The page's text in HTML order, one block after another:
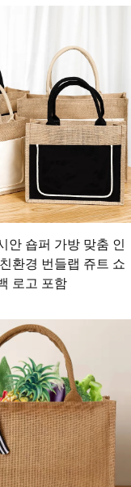
. 신뢰할 수 있고
에서 뛰어난 다양
장식 기법을 적용
기까지 본인의 개
다. 브랜드 로고나
마대자루 가방은
는 사람이라 하더
데 적합한 선택지
선하고 건조하게
입니다. 또한 쥐트
지 않을까 걱정할
다. 피크닉용 간
안 숍퍼 가방 맞춤 인
환경 번들랩 쥬트 쇼
로고 포함